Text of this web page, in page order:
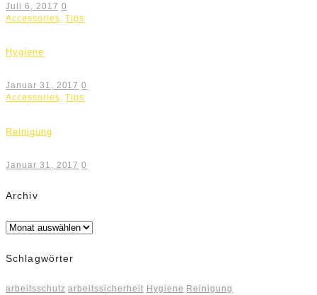
Juli 6, 2017 0
Accessories ,Tips
Hygiene
Januar 31, 2017 0
Accessories,Tips
Reinigung
Januar 31, 2017 0
Archiv
Archiv
Schlagwörter
arbeitsschutz arbeitssicherheit Hygiene Reinigung